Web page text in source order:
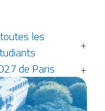
les
de Paris